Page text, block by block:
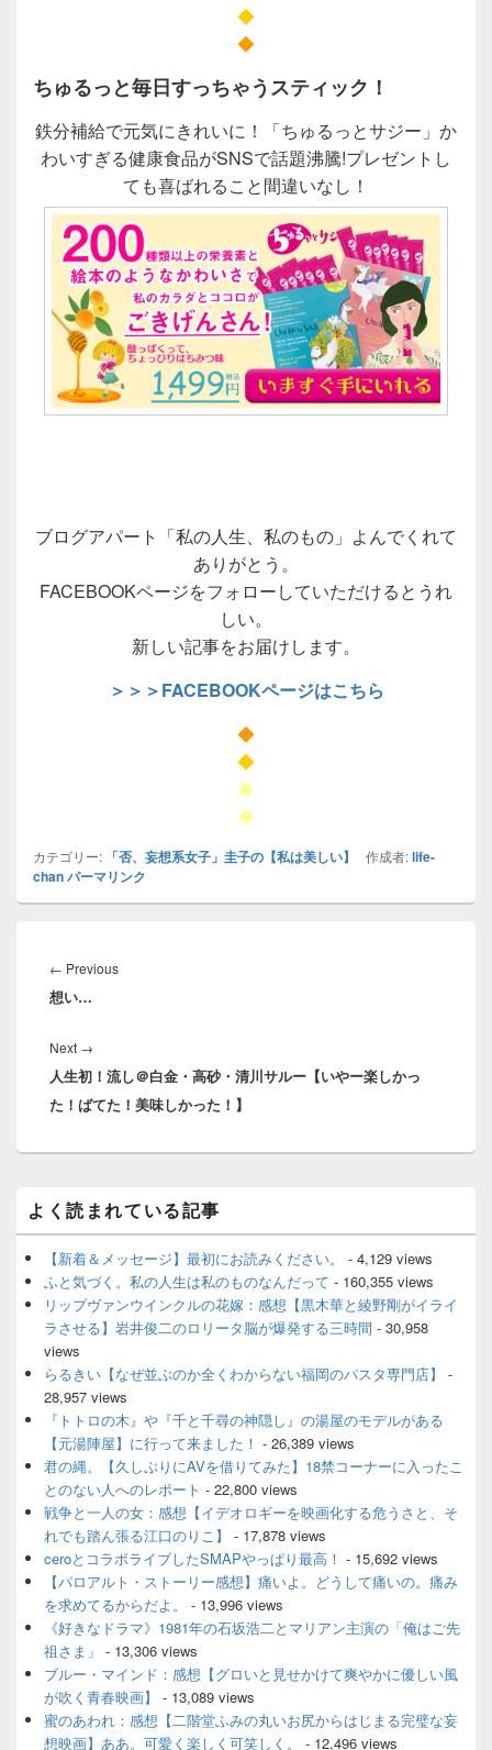
◆
◆
ちゅるっと毎日すっちゃうスティック！
鉄分補給で元気にきれいに！「ちゅるっとサジー」か
わいすぎる健康食品がSNSで話題沸騰!プレゼントし
ても喜ばれること間違いなし！
ブログアパート「私の人生、私のもの」よんでくれて
ありがとう。
FACEBOOKページをフォローしていただけるとうれ
しい。
新しい記事をお届けします。
＞＞＞FACEBOOKページはこちら
◆
◆
◆
◆
カテゴリー: 「否、妄想系女子」圭子の【私は美しい】 作成者:life-
chanパーマリンク
稿
ナ
ゲ
ー
シ
ョ
← PreviousPrevious
想い…
Next →
post:
人生初！流し＠白金・高砂・清川サルー【いやー楽しかっ
た！ばてた！美味しかった！】
ン
サ
イ
ィ
ェ
エ
ア
よく読まれている記事
【新着＆メッセージ】最初にお読みください。
- 4,129 views
ふと気づく。私の人生は私のものなんだって - 160,355 views
リップヴァンウインクルの花嫁：感想【黒木華と綾野剛がイライ
ラさせる】岩井俊二のロリータ脳が爆発する三時間 - 30,958
views
らるきい【なぜ並ぶのか全くわからない福岡のパスタ専門店】
-
28,957 views
『トトロの木』や『千と千尋の神隠し』の湯屋のモデルがある
【元湯陣屋】に行って来ました！ - 26,389 views
君の縄。【久しぶりにAVを借りてみた】18禁コーナーに入ったこ
とのない人へのレポート - 22,800 views
戦争と一人の女：感想【イデオロギーを映画化する危うさと、そ
れでも踏ん張る江口のりこ】
- 17,878 views
ceroとコラボライブしたSMAPやっぱり最高！ - 15,692 views
【パロアルト・ストーリー感想】痛いよ。どうして痛いの。痛み
を求めてるからだよ。
- 13,996 views
《好きなドラマ》1981年の石坂浩二とマリアン主演の「俺はご先
祖さま」 - 13,306 views
ブルー・マインド：感想【グロいと見せかけて爽やかに優しい風
が吹く青春映画】
- 13,089 views
蜜のあわれ：感想【二階堂ふみの丸いお尻からはじまる完璧な妄
想映画】ああ。可愛く楽しく可笑しく。
- 12,496 views